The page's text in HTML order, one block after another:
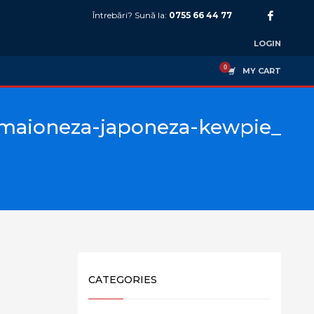
Întrebări? Sună la: 0755 66 44 77
LOGIN
MY CART
japoneza-kewpie_
CATEGORIES